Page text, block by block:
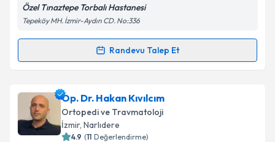
Kişisel verilerimin işlenmesine ilişkin
Metni'ni okudum ve kişisel verilerimin belirtilen
kapsamda işlenmesini kabul ediyorum.
Özel Tınaztepe Torbalı Hastanesi
Tepeköy MH. İzmir-Aydın CD. No:336
Randevu Talep Et
Randevu Takvimi Talebi
Op. Dr. Uğur Şafak Erdostiçin randevu takvimi
talebi oluşturun. Size bu uzmandan randevu almanız
için bir takvim hazırlandığında e-posta ile
bilgilendireceğiz.
Op. Dr. Hakan Kıvılcım
Ortopedi ve Travmatoloji
İzmir, Narlıdere
4.9 (11 Değerlendirme)